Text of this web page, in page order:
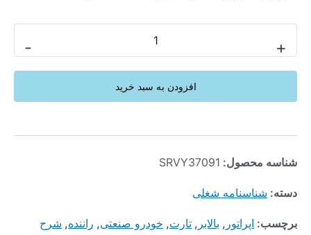
- +
افزودن به سبد خرید
شناسه محصول: SRVY37091
دسته: شناسنامه شغلی
برچسب: اپراتور , بالابر , تارت, خودرو صنعتی, راننده, شرح